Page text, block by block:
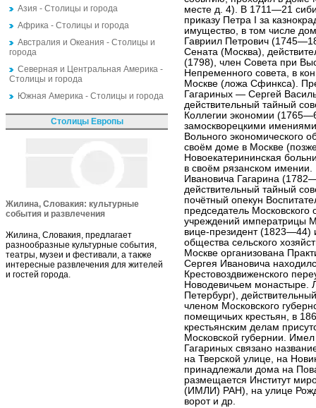
Азия - Столицы и города
Африка - Столицы и города
Австралия и Океания - Столицы и
города
Северная и Центральная Америка -
Столицы и города
Южная Америка - Столицы и города
Столицы Европы
Жилина, Словакия: культурные
события и развлечения
Жилина, Словакия, предлагает
разнообразные культурные события,
театры, музеи и фестивали, а также
интересные развлечения для жителей
и гостей города.
месте д. 4). В 1711—21
приказу Петра I за
имущество, в том числе
Гавриил Петрович
Сената (Москва),
(1798), член Совета при
Непременного совета, в
Москве (ложа Сфинкса).
Гагариных — Сергей
действительный тайный
Коллегии экономии
замоскворецкими
Вольного экономического
своём доме в Москве
Новоекатерининская
в своём рязанском имении.
Ивановича Гагарина
действительный тайный
почётный опекун
председатель Московского
учреждений императрицы
вице-президент (1823—44)
общества сельского
Москве организована
Сергея Ивановича
Крестовоздвиженского
Новодевичьем монастыре.
Петербург),
членом Московского
помещичьих крестьян, в
крестьянским делам
Московской губернии.
Гагариных связано
на Тверской улице, на
принадлежали дома на
размещается Институт
(ИМЛИ) РАН), на улице
ворот и др.